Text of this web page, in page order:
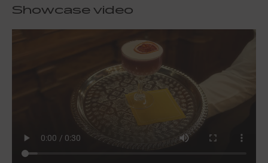
Showcase video